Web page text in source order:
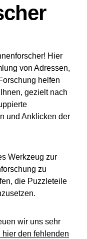
Hier
von Adressen,
helfen
gezielt nach
und Anklicken der
Werkzeug zur
zu
die Puzzleteile
wir uns sehr
hier den fehlenden